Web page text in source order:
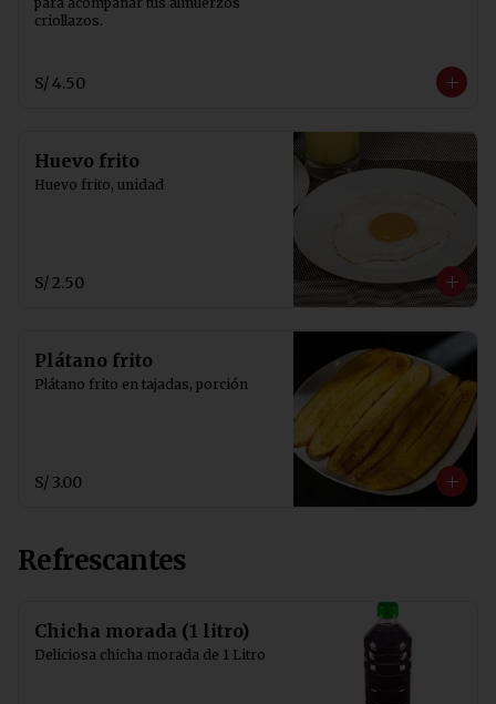
criollazos.
S/ 4.50
Huevo frito
Huevo frito, unidad
S/ 2.50
Plátano frito
Plátano frito en tajadas, porción
S/ 3.00
Refrescantes
Chicha morada (1 litro)
Deliciosa chicha morada de 1 Litro